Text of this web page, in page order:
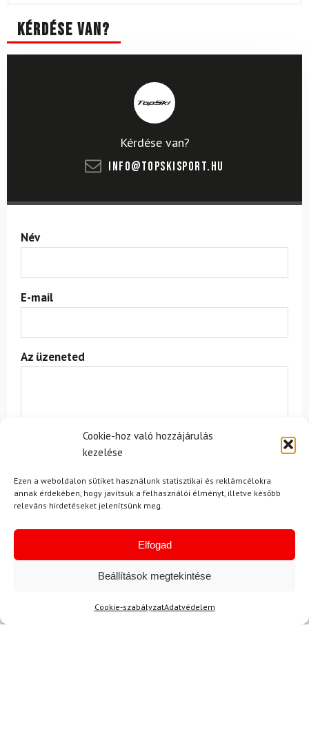
Cookie-hoz való hozzájárulás
kezelése
Ezen a weboldalon sütiket használunk statisztikai és reklámcélokra
annak érdekében, hogy javítsuk a felhasználói élményt, illetve később
releváns hirdetéseket jelenítsünk meg.
Elfogad
Beállítások megtekintése
Cookie-szabályzatAdatvédelem
Kérdése van?
Kérdése van?
info@topskisport.hu
Név
E-mail
Az üzeneted
Egyetértek a felhasználási feltételekkel és a személyes
adatok védelmével.
Lehet,